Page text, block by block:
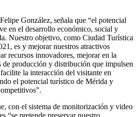
González, señala que “el potencial
en el desarrollo económico, social y
Nuestro objetivo, como Ciudad Turística
es y mejorar nuestros atractivos
recursos innovadores, mejorar en la
de producción y distribución que impulsen
la interacción del visitante en
el potencial turístico de Mérida y
con el sistema de monitorización y video